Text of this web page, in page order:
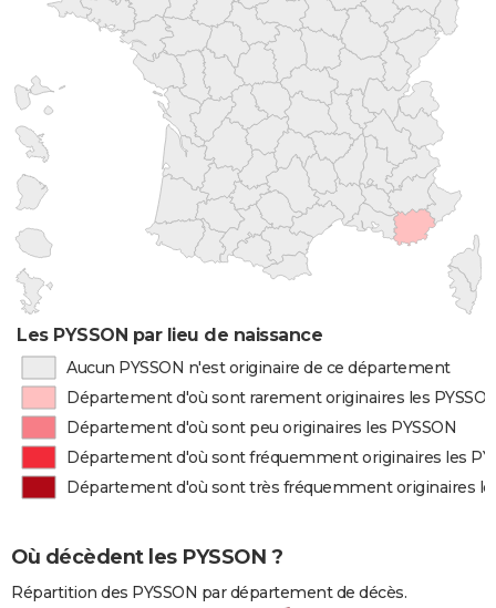
Les PYSSON par lieu de naissance
Aucun PYSSON n'est originaire de ce département
Département d'où sont rarement originaires les
Département d'où sont peu originaires les PYSSON
Département d'où sont fréquemment originaires les
Département d'où sont très fréquemment originaires
Où décèdent les PYSSON ?
Répartition des PYSSON par département de décès.